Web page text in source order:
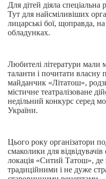
Для дітей діяла
Тут для найсміливіших
лицарські бої, щоправда,
обладунках.
Любителі літератури мали
таланти і почитати власну
майданчик «Літатош»,
містичне театралізоване
недільний конкурс серед
України.
Цього року організатори
смаколики для
локація «Ситий Татош», де
традиційними і не дуже